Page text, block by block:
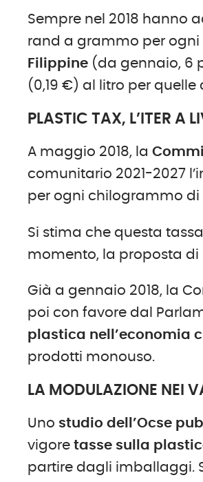
Sempre nel 2018 hanno
rand a grammo per ogni
Filippine (da gennaio, 6
(0,19 €) al litro per
PLASTIC TAX, L’ITER A
A maggio 2018, la
comunitario 2021-2027
per ogni chilogrammo di
Si stima che questa
momento, la proposta di
Già a gennaio 2018, la
poi con favore dal
plastica nell’economia
prodotti monouso.
LA MODULAZIONE NEI
Uno studio dell’Ocse
vigoretasse sulla
partire dagli imballaggi.